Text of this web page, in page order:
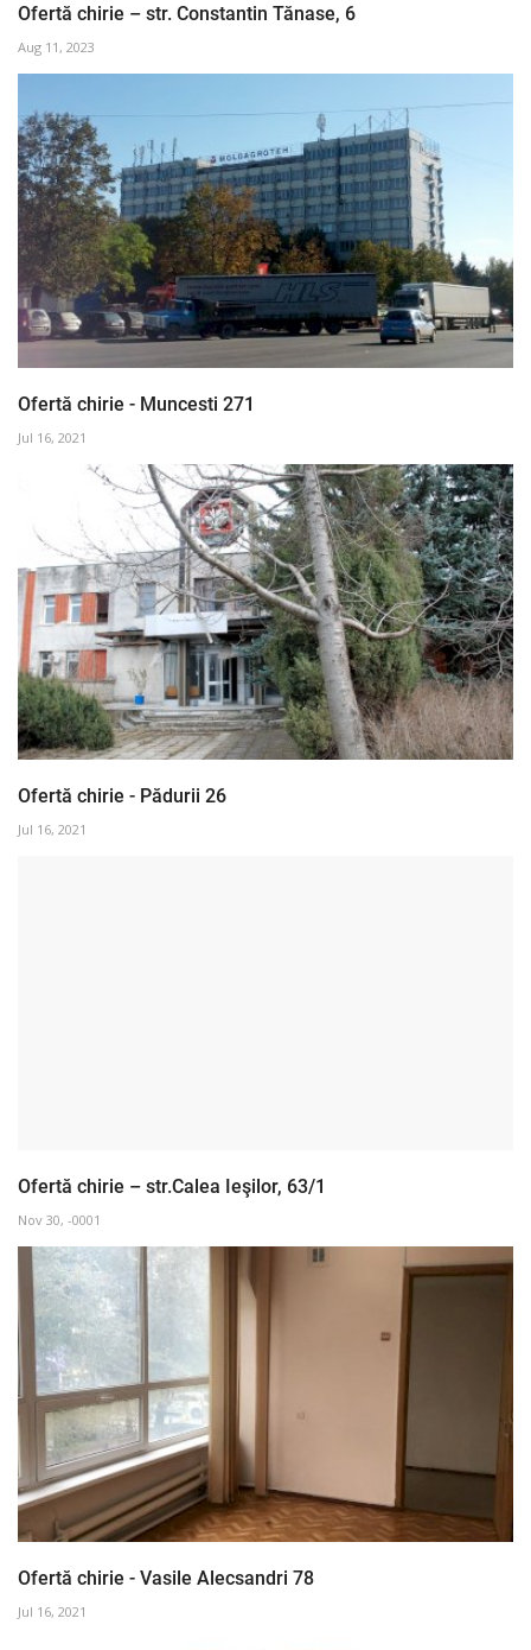
Ofertă chirie – str. Constantin Tănase, 6
Aug 11, 2023
Ofertă chirie - Muncesti 271
Jul 16, 2021
Ofertă chirie - Pădurii 26
Jul 16, 2021
Ofertă chirie – str.Calea Ieşilor, 63/1
Nov 30, -0001
Ofertă chirie - Vasile Alecsandri 78
Jul 16, 2021